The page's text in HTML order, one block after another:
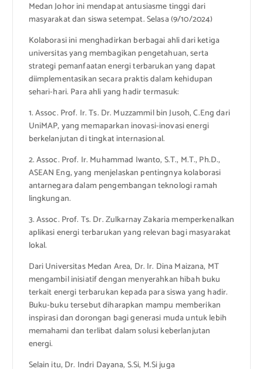
Medan Johor ini mendapat antusiasme tinggi dari
masyarakat dan siswa setempat. Selasa (9/10/2024)
Kolaborasi ini menghadirkan berbagai ahli dari ketiga
universitas yang membagikan pengetahuan, serta
strategi pemanfaatan energi terbarukan yang dapat
diimplementasikan secara praktis dalam kehidupan
sehari-hari. Para ahli yang hadir termasuk:
1. Assoc. Prof. Ir. Ts. Dr. Muzzammil bin Jusoh, C.Eng dari
UniMAP, yang memaparkan inovasi-inovasi energi
berkelanjutan di tingkat internasional.
2. Assoc. Prof. Ir. Muhammad Iwanto, S.T., M.T., Ph.D.,
ASEAN Eng, yang menjelaskan pentingnya kolaborasi
antarnegara dalam pengembangan teknologi ramah
lingkungan.
3. Assoc. Prof. Ts. Dr. Zulkarnay Zakaria memperkenalkan
aplikasi energi terbarukan yang relevan bagi masyarakat
lokal.
Dari Universitas Medan Area, Dr. Ir. Dina Maizana, MT
mengambil inisiatif dengan menyerahkan hibah buku
terkait energi terbarukan kepada para siswa yang hadir.
Buku-buku tersebut diharapkan mampu memberikan
inspirasi dan dorongan bagi generasi muda untuk lebih
memahami dan terlibat dalam solusi keberlanjutan
energi.
Selain itu, Dr. Indri Dayana, S.Si, M.Si juga